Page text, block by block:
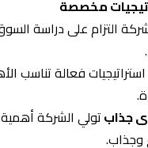
إبداعي:يُساهم كُتّاب
تسويقية جذابة، تتلاءم
وتحقق تفاعلاً إيجابياً مع
بصرية فريدة تساهم في جذب